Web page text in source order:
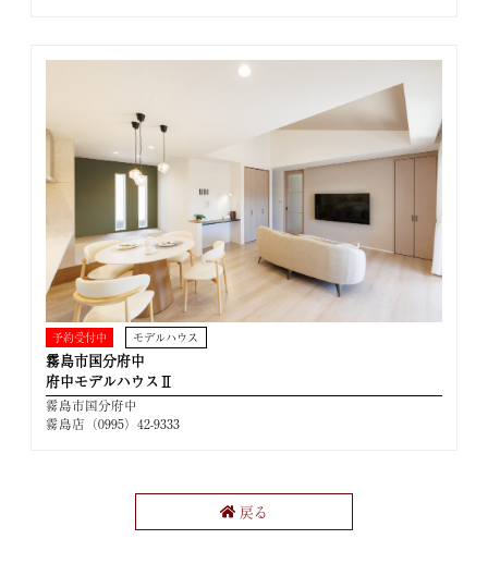
予約受付中 モデルハウス
霧島市国分府中
府中モデルハウスⅡ
霧島市国分府中
霧島店（0995）42-9333
戻る